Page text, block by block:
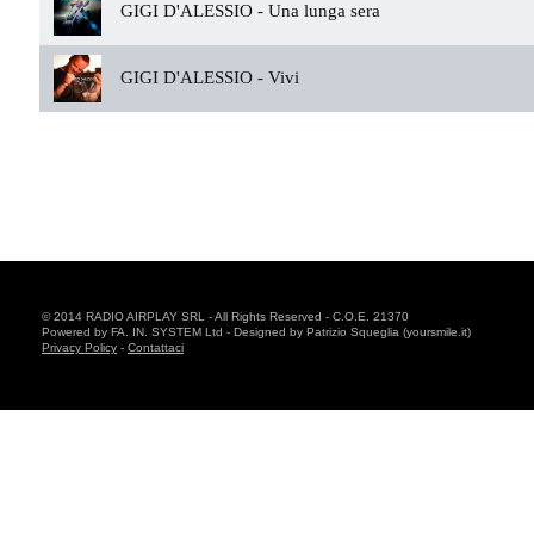
GIGI D'ALESSIO - Una lunga sera
GIGI D'ALESSIO - Vivi
© 2014 RADIO AIRPLAY SRL - All Rights Reserved - C.O.E. 21370
Powered by FA. IN. SYSTEM Ltd - Designed by Patrizio Squeglia (yoursmile.it)
Privacy Policy - Contattaci